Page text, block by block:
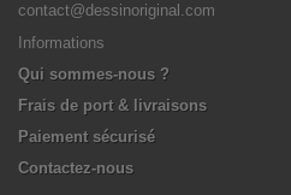
contact@dessinoriginal.com
Informations
Qui sommes-nous ?
Frais de port & livraisons
Paiement sécurisé
Contactez-nous